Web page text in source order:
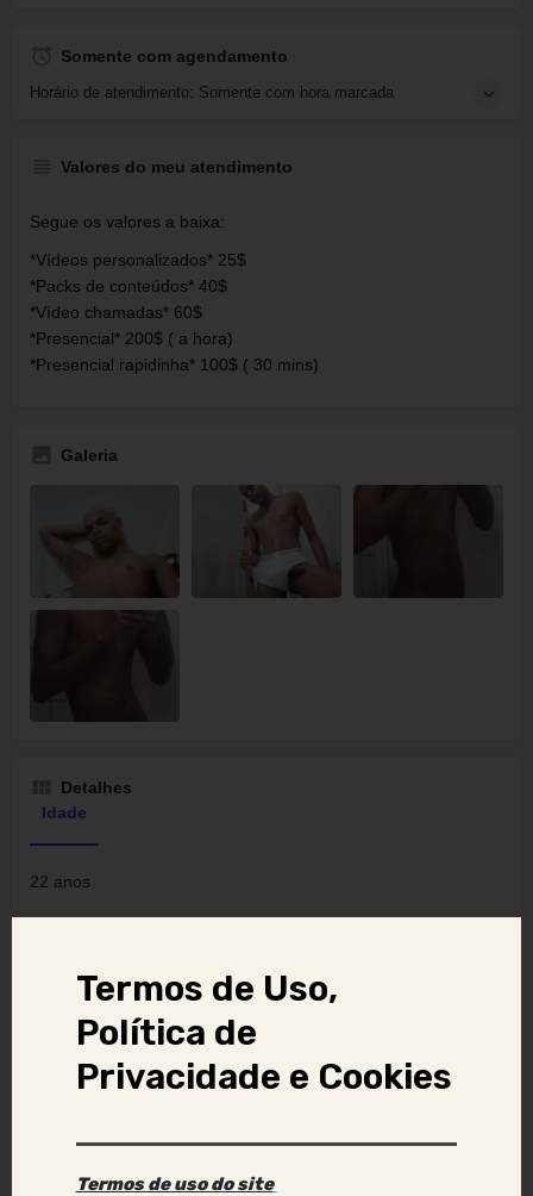
Somente com agendamento
Horário de atendimento: Somente com hora marcada
Valores do meu atendimento
Segue os valores a baixa:
*Vídeos personalizados* 25$
*Packs de conteúdos* 40$
*Vídeo chamadas* 60$
*Presencial* 200$ ( a hora)
*Presencial rapidinha* 100$ ( 30 mins)
Galeria
Detalhes
Idade
22 anos
Recife, Pernambuco, Brasil
Forma de atendimento principal
Termos de Uso,
Política de
Privacidade e Cookies
Termos de uso do site